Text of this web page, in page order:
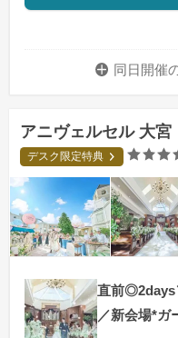
同日開催
アニヴェルセル 大宮
デスク限定特典
直前◎2days
／新会場*ガ